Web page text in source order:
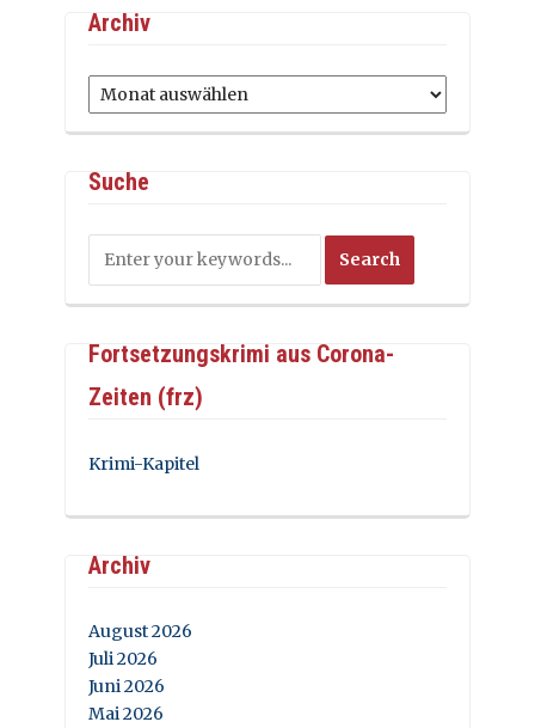
Archiv
Archiv
Suche
Fortsetzungskrimi aus Corona-
Zeiten (frz)
Krimi-Kapitel
Archiv
August 2026
Juli 2026
Juni 2026
Mai 2026